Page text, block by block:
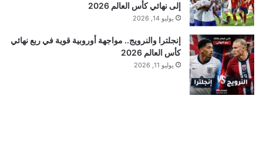
إلى نهائي كأس العالم 2026
يوليو 14, 2026
إنجلترا والنرويج.. مواجهة أوروبية قوية في ربع نهائي
كأس العالم 2026
يوليو 11, 2026